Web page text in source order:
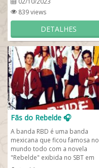
839 views
DETALHES
Fãs do Rebelde 🎧
A banda RBD é uma banda
mexicana que ficou famosa no
mundo todo com a novela
"Rebelde" exibida no SBT em
2005. Conquistou crianças,